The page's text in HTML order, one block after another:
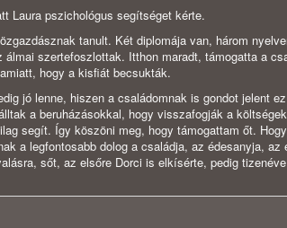
Laura pszichológus segítséget kérte.
tanult. Két diplomája van, három
szertefoszlottak. Itthon maradt, támogatta a
hogy a kisfiát becsukták.
jó lenne, hiszen a családomnak is gondot jelent
a beruházásokkal, hogy visszafogják a
segít. Így köszöni meg, hogy támogattam őt.
a legfontosabb dolog a családja, az édesanyja,
sőt, az elsőre Dorci is elkísérte, pedig